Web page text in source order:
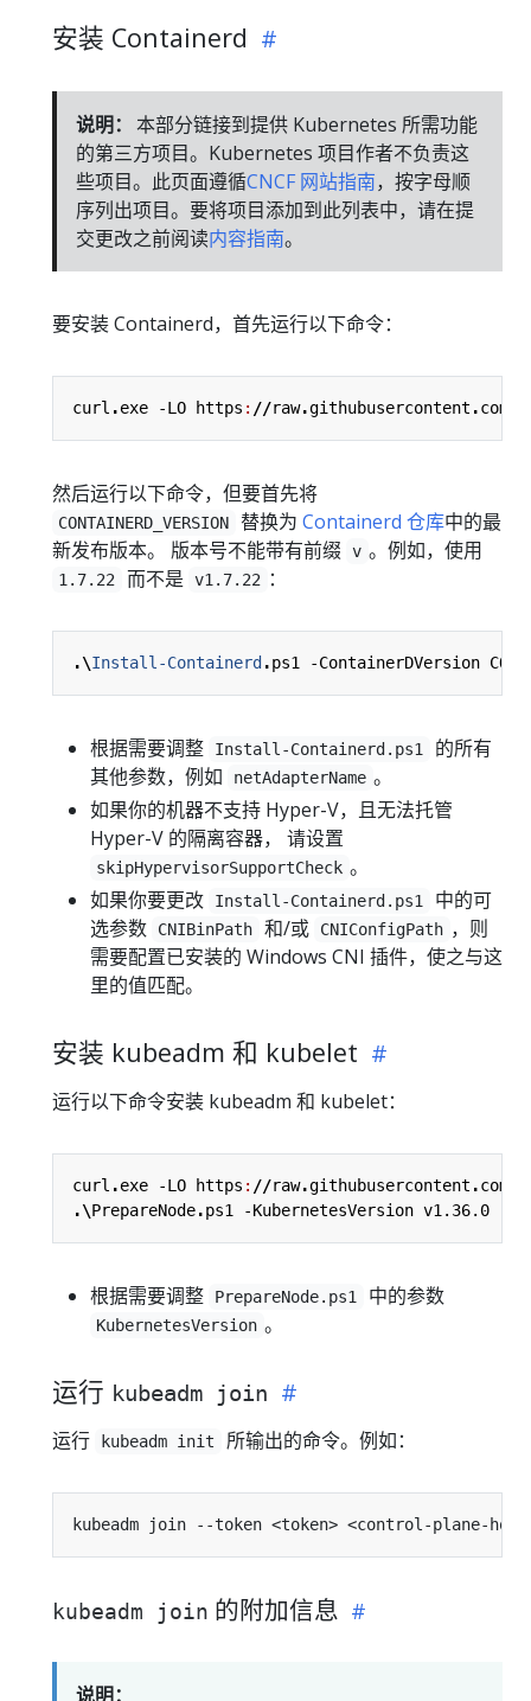
安装 Containerd
说明： 本部分链接到提供 Kubernetes 所需功能
的第三方项目。Kubernetes 项目作者不负责这
些项目。此页面遵循CNCF 网站指南，按字母顺
序列出项目。要将项目添加到此列表中，请在提
交更改之前阅读内容指南。
要安装 Containerd，首先运行以下命令：
curl .exe -LO https : //raw.githubusercontent .com
然后运行以下命令，但要首先将
CONTAINERD_VERSION 替换为 Containerd 仓库中的最
新发布版本。 版本号不能带有前缀
v 。例如，使用
1.7.22 而不是 v1.7.22 ：
.\Install-Containerd .ps1 -ContainerDVersion
根据需要调整 Install-Containerd.ps1
的所有
其他参数，例如
netAdapterName 。
如果你的机器不支持 Hyper-V，且无法托管
Hyper-V 的隔离容器， 请设置
skipHypervisorSupportCheck 。
如果你要更改
Install-Containerd.ps1
中的可
选参数
CNIBinPath 和/或 CNIConfigPath ，则
需要配置已安装的 Windows CNI 插件，使之与这
里的值匹配。
安装 kubeadm 和 kubelet
运行以下命令安装 kubeadm 和 kubelet：
curl .exe -LO https : //raw.githubusercontent .com
.\PrepareNode.ps1 -KubernetesVersion v1.36.0
根据需要调整 PrepareNode.ps1 中的参数
KubernetesVersion 。
运行 kubeadm join
运行
kubeadm init 所输出的命令。例如：
kubeadm join 的附加信息
说明：